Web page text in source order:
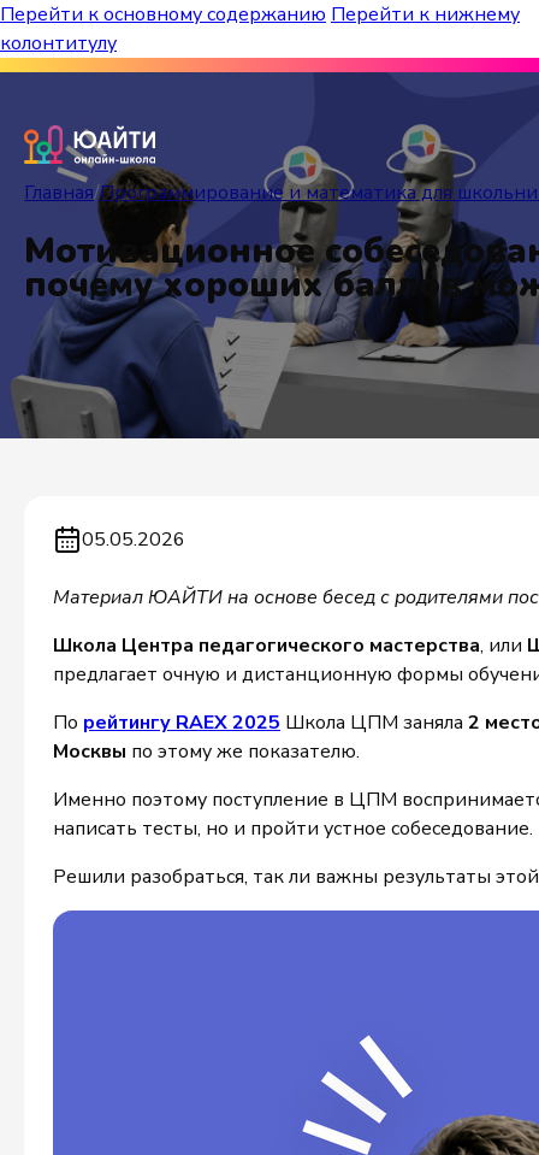
Перейти к основному содержанию Перейти к нижнему
колонтитулу
Главная/Программирование и математика для
Мотивационное
почему хороших баллов
05.05.2026
Материал ЮАЙТИ на основе бесед с родителями
Школа Центра педагогического мастерства, или
предлагает очную и дистанционную формы
По рейтингу RAEX 2025 Школа ЦПМ заняла 2
Москвы по этому же показателю.
Именно поэтому поступление в ЦПМ
написать тесты, но и пройти устное
Решили разобраться, так ли важны результаты